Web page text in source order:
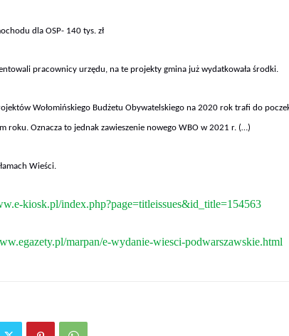
dla OSP- 140 tys. zł
pracownicy urzędu, na te projekty gmina już wydatkowała środki.
Wołomińskiego Budżetu Obywatelskiego na 2020 rok trafi do
roku. Oznacza to jednak zawieszenie nowego WBO w 2021 r. (…)
Wieści.
kiosk.pl/index.php?page=titleissues&id_title=154563
marpan/e-wydanie-wiesci-podwarszawskie.html